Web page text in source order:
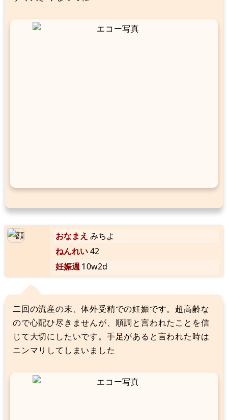
おなまえ みちよ
ねんれい42
妊娠週10w2d
二回の流産の末、体外受精での妊娠です。超高齢な
ので心配ひ尽きませんが、順調と言われたことを信
じて大切にしたいです。手足があると言われた時は
ニンマリしてしまいました